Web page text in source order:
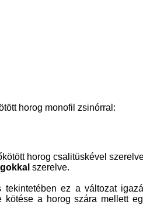
horog monofil zsinórral:
horog csalitüskével
szerelve.
ez a változat
kötése a horog szára mellett